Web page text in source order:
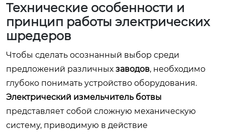
Технические особенности и
принцип работы электрических
шредеров
Чтобы сделать осознанный выбор среди
предложений различных заводов, необходимо
глубоко понимать устройство оборудования.
Электрический измельчитель ботвы
представляет собой сложную механическую
систему, приводимую в действие